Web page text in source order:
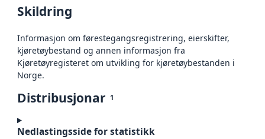
Skildring
Informasjon om førestegangsregistrering, eierskifter,
kjøretøybestand og annen informasjon fra
Kjøretøyregisteret om utvikling for kjøretøybestanden i
Norge.
Distribusjonar 1
Nedlastingsside for statistikk